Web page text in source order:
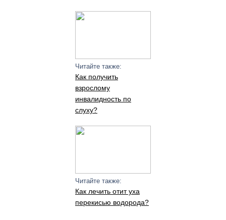
Читайте также:
Как получить
взрослому
инвалидность по
слуху?
Читайте также:
Как лечить отит уха
перекисью водорода?